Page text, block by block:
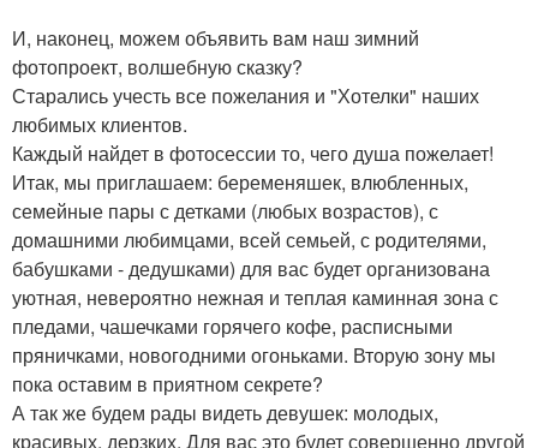
И, наконец, можем объявить вам наш зимний
фотопроект, волшебную сказку?
Старались учесть все пожелания и "Хотелки" наших
любимых клиентов.
Каждый найдет в фотосессии то, чего душа пожелает!
Итак, мы приглашаем: беременяшек, влюбленных,
семейные пары с детками (любых возрастов), с
домашними любимцами, всей семьей, с родителями,
бабушками - дедушками) для вас будет организована
уютная, невероятно нежная и теплая каминная зона с
пледами, чашечками горячего кофе, расписными
пряничками, новогодними огоньками. Вторую зону мы
пока оставим в приятном секрете?
А так же будем рады видеть девушек: молодых,
красивых, дерзких. Для вас это будет совершенно другой